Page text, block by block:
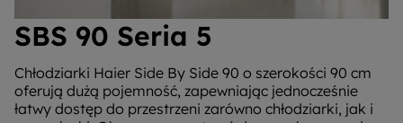
SBS 90 Seria 5
Chłodziarki Haier Side By Side 90 o szerokości 90 cm
oferują dużą pojemność, zapewniając jednocześnie
łatwy dostęp do przestrzeni zarówno chłodziarki, jak i